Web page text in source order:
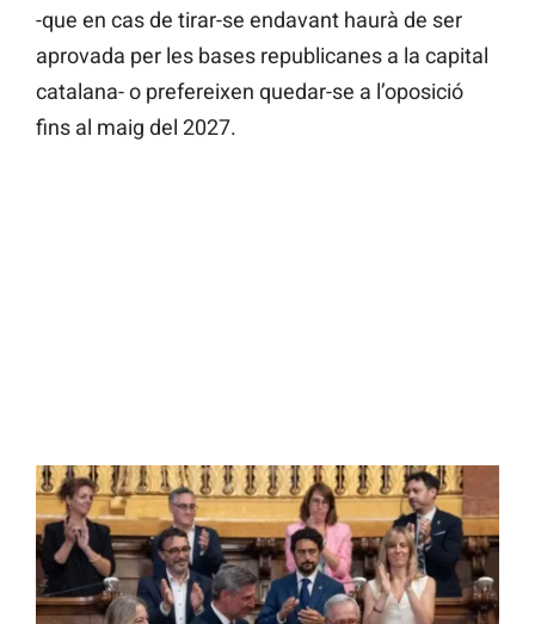
-que en cas de tirar-se endavant haurà de ser
aprovada per les bases republicanes a la capital
catalana- o prefereixen quedar-se a l’oposició
fins al maig del 2027.